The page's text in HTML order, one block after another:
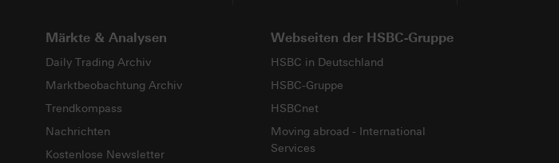
Märkte & Analysen
Daily Trading Archiv
Marktbeobachtung Archiv
Trendkompass
Nachrichten
Kostenlose Newsletter
Webseiten der HSBC-Gruppe
HSBC in Deutschland
HSBC-Gruppe
HSBCnet
Moving abroad - International
Services